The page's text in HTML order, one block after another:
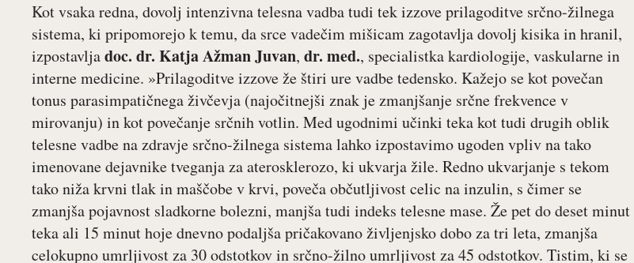
Kot vsaka redna, dovolj intenzivna telesna vadba tudi tek izzove prilagoditve srčno-žilnega
sistema, ki pripomorejo k temu, da srce vadečim mišicam zagotavlja dovolj kisika in hranil,
izpostavljadoc. dr. Katja Ažman Juvan, dr. med., specialistka kardiologije, vaskularne in
interne medicine. »Prilagoditve izzove že štiri ure vadbe tedensko. Kažejo se kot povečan
tonus parasimpatičnega živčevja (najočitnejši znak je zmanjšanje srčne frekvence v
mirovanju) in kot povečanje srčnih votlin. Med ugodnimi učinki teka kot tudi drugih oblik
telesne vadbe na zdravje srčno-žilnega sistema lahko izpostavimo ugoden vpliv na tako
imenovane dejavnike tveganja za aterosklerozo, ki ukvarja žile. Redno ukvarjanje s tekom
tako niža krvni tlak in maščobe v krvi, poveča občutljivost celic na inzulin, s čimer se
zmanjša pojavnost sladkorne bolezni, manjša tudi indeks telesne mase. Že pet do deset minut
teka ali 15 minut hoje dnevno podaljša pričakovano življenjsko dobo za tri leta, zmanjša
celokupno umrljivost za 30 odstotkov in srčno-žilno umrljivost za 45 odstotkov. Tistim, ki se